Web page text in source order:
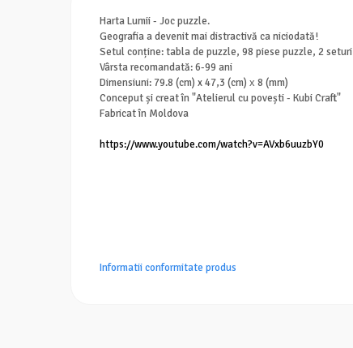
Harta Lumii - Joc puzzle.
Geografia a devenit mai distractivă ca niciodată!
Setul conține: tabla de puzzle, 98 piese puzzle, 2
Vârsta recomandată: 6-99 ani
Dimensiuni: 79.8 (cm) x 47,3 (cm) х 8 (mm)
Conceput și creat în "Atelierul cu povești - Kubi Craft"
Fabricat în Moldova
https://www.youtube.com/watch?v=AVxb6uuzbY0
Informatii conformitate produs